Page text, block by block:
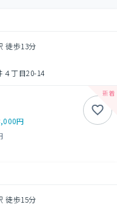
徒歩13分
４丁目20-14
円
徒歩15分